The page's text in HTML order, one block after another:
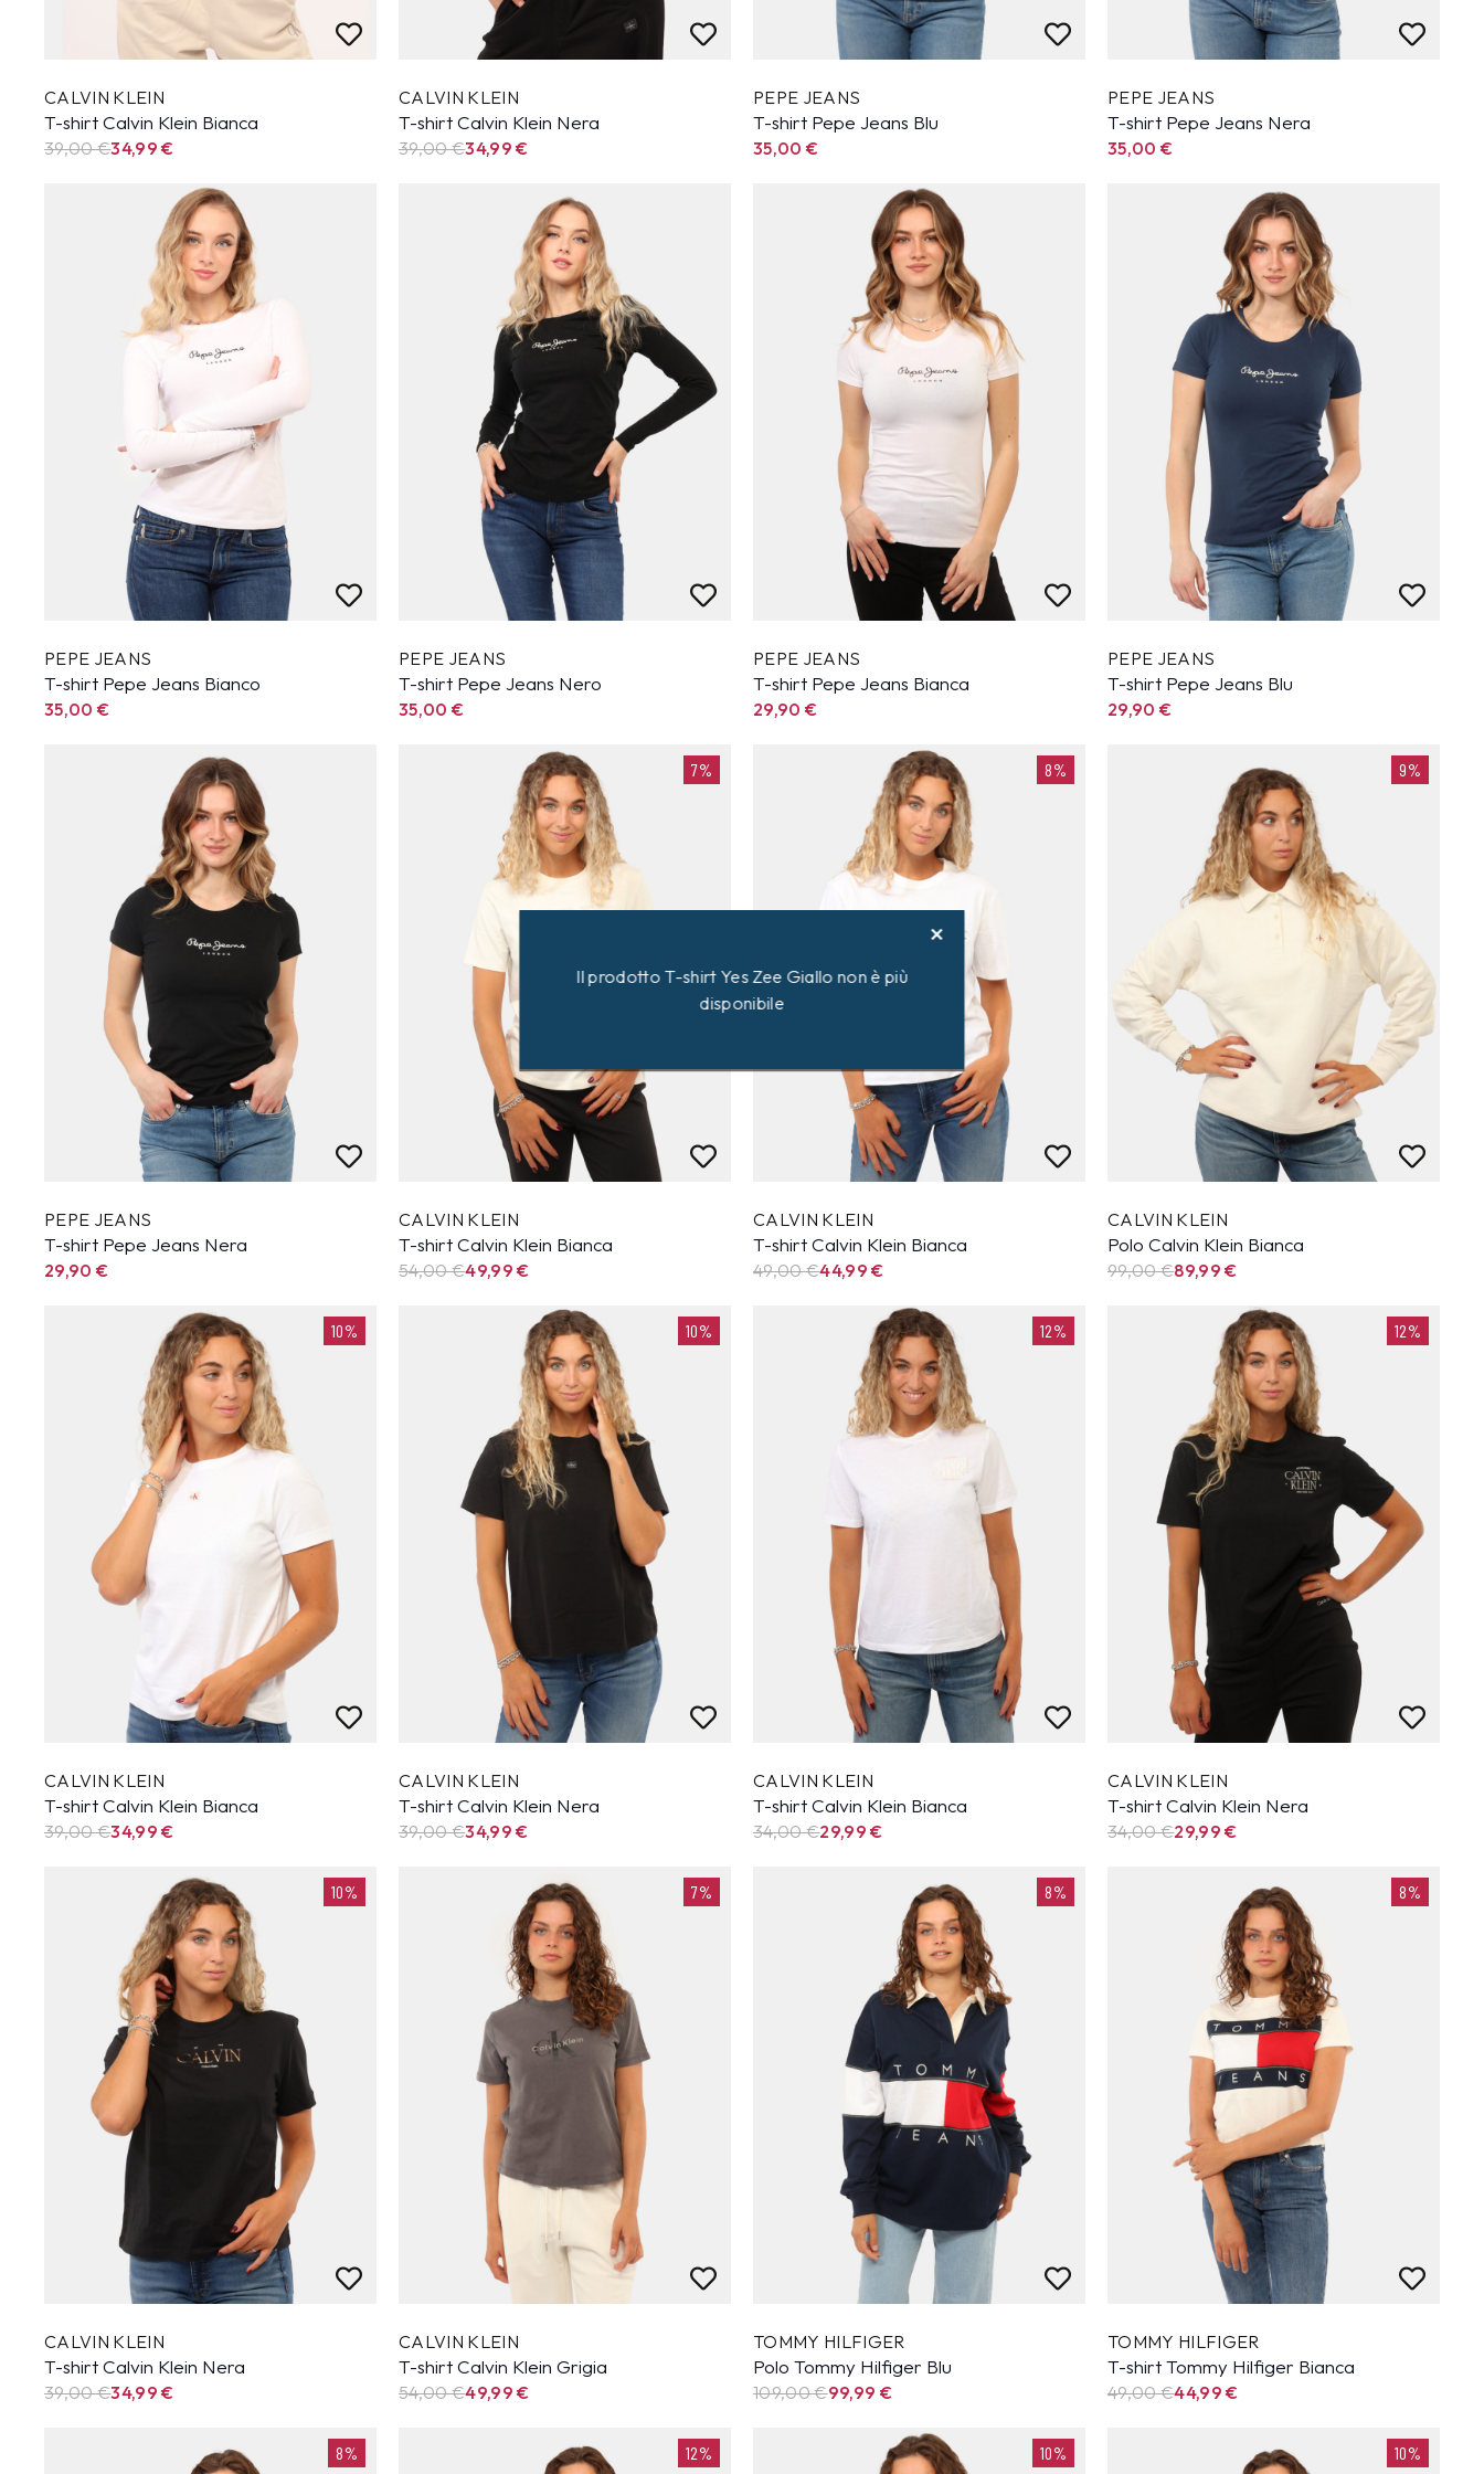
CALVIN KLEIN
T-shirt Calvin Klein Bianca
39,00 €34,99€
CALVIN KLEIN
T-shirt Calvin Klein Nera
39,00 €34,99€
PEPE JEANS
T-shirt Pepe Jeans Blu
35,00€
PEPE JEANS
T-shirt Pepe Jeans Nera
35,00€
PEPE JEANS
T-shirt Pepe Jeans Bianco
35,00€
PEPE JEANS
T-shirt Pepe Jeans Nero
35,00€
PEPE JEANS
T-shirt Pepe Jeans Bianca
29,90€
PEPE JEANS
T-shirt Pepe Jeans Blu
29,90€
PEPE JEANS
T-shirt Pepe Jeans Nera
29,90€
7%
CALVIN KLEIN
T-shirt Calvin Klein Bianca
54,00 €49,99€
8%
CALVIN KLEIN
T-shirt Calvin Klein Bianca
49,00 €44,99€
9%
CALVIN KLEIN
Polo Calvin Klein Bianca
99,00 €89,99€
10%
CALVIN KLEIN
T-shirt Calvin Klein Bianca
39,00 €34,99€
10%
CALVIN KLEIN
T-shirt Calvin Klein Nera
39,00 €34,99€
12%
CALVIN KLEIN
T-shirt Calvin Klein Bianca
34,00 €29,99€
12%
CALVIN KLEIN
T-shirt Calvin Klein Nera
34,00 €29,99€
10%
CALVIN KLEIN
T-shirt Calvin Klein Nera
39,00 €34,99€
7%
CALVIN KLEIN
T-shirt Calvin Klein Grigia
54,00 €49,99€
8%
TOMMY HILFIGER
Polo Tommy Hilfiger Blu
109,00 €99,99 €
8%
TOMMY HILFIGER
T-shirt Tommy Hilfiger Bianca
49,00 €44,99€
8% 12% 10% 10%
Il prodotto T-shirt Yes Zee Giallo non è più
disponibile